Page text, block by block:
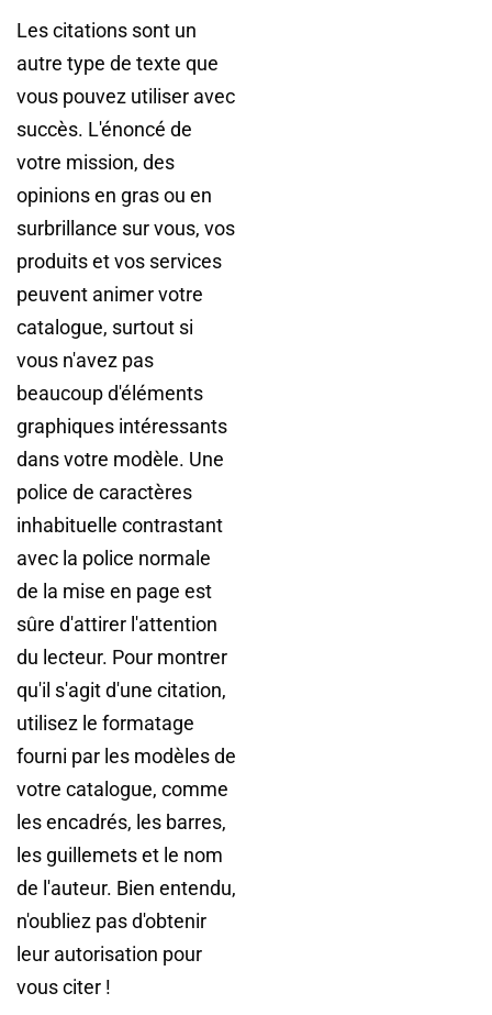
Les citations sont un
autre type de texte que
vous pouvez utiliser avec
succès. L'énoncé de
votre mission, des
opinions en gras ou en
surbrillance sur vous, vos
produits et vos services
peuvent animer votre
catalogue, surtout si
vous n'avez pas
beaucoup d'éléments
graphiques intéressants
dans votre modèle. Une
police de caractères
inhabituelle contrastant
avec la police normale
de la mise en page est
sûre d'attirer l'attention
du lecteur. Pour montrer
qu'il s'agit d'une citation,
utilisez le formatage
fourni par les modèles de
votre catalogue, comme
les encadrés, les barres,
les guillemets et le nom
de l'auteur. Bien entendu,
n'oubliez pas d'obtenir
leur autorisation pour
vous citer !